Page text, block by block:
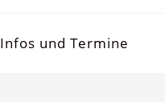
Infos und Termine